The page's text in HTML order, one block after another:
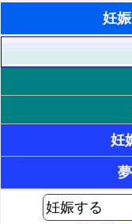
妊
タロ
飛
妊
1. 自分が妊娠する状
2. 妊娠して喜ぶ夢
17. 何かが妊娠する
AIゆめの夢占いチャッ